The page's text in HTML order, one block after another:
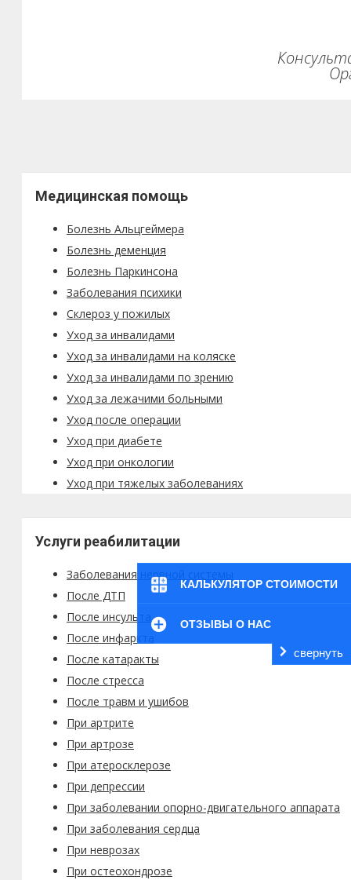
КАЛЬКУЛЯТОР СТОИМОСТИ
ОТЗЫВЫ О НАС
свернуть
Медицинская помощь
Болезнь Альцгеймера
Болезнь деменция
Болезнь Паркинсона
Заболевания психики
Склероз у пожилых
Уход за инвалидами
Уход за инвалидами на коляске
Уход за инвалидами по зрению
Уход за лежачими больными
Уход после операции
Уход при диабете
Уход при онкологии
Уход при тяжелых заболеваниях
Услуги реабилитации
Заболевания нервной системы
После ДТП
После инсульта
После инфаркта
После катаракты
После стресса
После травм и ушибов
При артрите
При артрозе
При атеросклерозе
При депрессии
При заболевании опорно-двигательного аппарата
При заболевания сердца
При неврозах
При остеохондрозе